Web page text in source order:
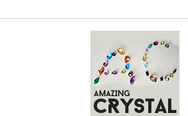
ÍRÁSOK
ÁSVÁNYOK HATÁSAI